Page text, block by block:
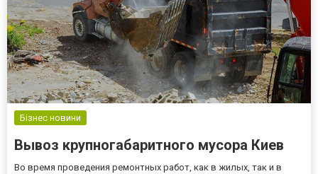
Бізнес новини
Вывоз крупногабаритного мусора Киев
Во время проведения ремонтных работ, как в жилых, так и в